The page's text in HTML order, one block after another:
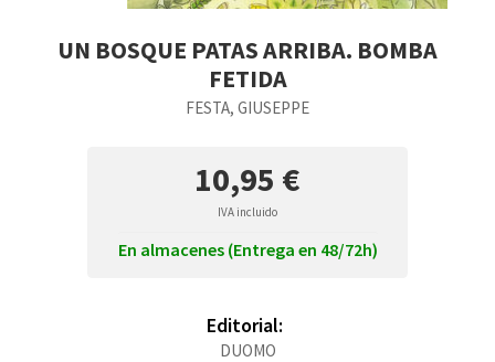
UN BOSQUE PATAS ARRIBA. BOMBA
FETIDA
FESTA, GIUSEPPE
10,95 €
IVA incluido
En almacenes (Entrega en 48/72h)
Editorial:
DUOMO